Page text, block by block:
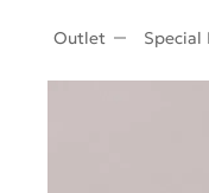
Outlet Special